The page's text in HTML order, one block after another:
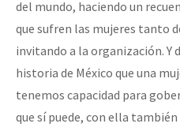
del mundo, haciendo un
que sufren las mujeres tanto
invitando a la organización. Y
historia de México que una
tenemos capacidad para
que sí puede, con ella